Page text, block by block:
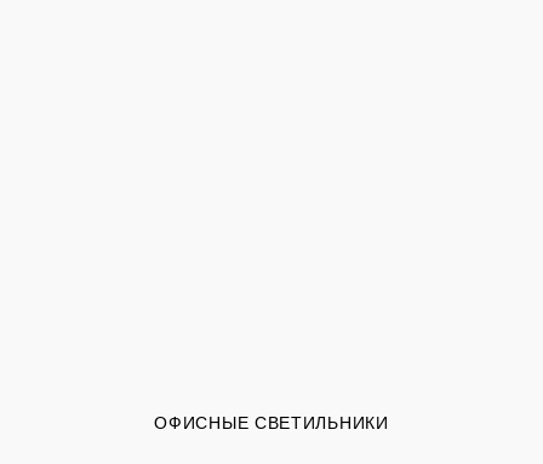
ОФИСНЫЕ СВЕТИЛЬНИКИ